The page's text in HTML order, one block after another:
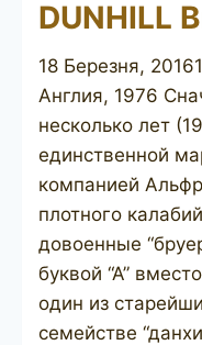
DUNHILL
18 Березня, 2016
Англия, 1976
несколько лет
единственной
компанией
плотного
довоенные
буквой “А”
один из
семействе